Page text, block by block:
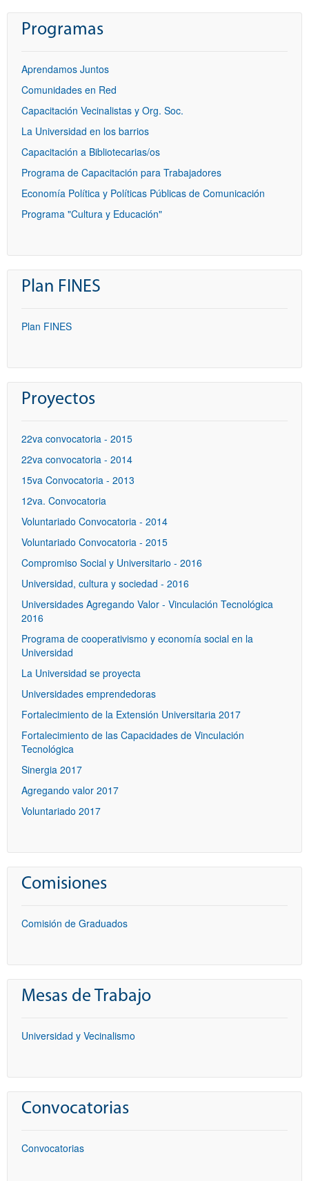
Programas
Aprendamos Juntos
Comunidades en Red
Capacitación Vecinalistas y Org. Soc.
La Universidad en los barrios
Capacitación a Bibliotecarias/os
Programa de Capacitación para Trabajadores
Economía Política y Políticas Públicas de Comunicación
Programa "Cultura y Educación"
Plan FINES
Plan FINES
Proyectos
22va convocatoria - 2015
22va convocatoria - 2014
15va Convocatoria - 2013
12va. Convocatoria
Voluntariado Convocatoria - 2014
Voluntariado Convocatoria - 2015
Compromiso Social y Universitario - 2016
Universidad, cultura y sociedad - 2016
Universidades Agregando Valor - Vinculación Tecnológica
2016
Programa de cooperativismo y economía social en la
Universidad
La Universidad se proyecta
Universidades emprendedoras
Fortalecimiento de la Extensión Universitaria 2017
Fortalecimiento de las Capacidades de Vinculación
Tecnológica
Sinergia 2017
Agregando valor 2017
Voluntariado 2017
Comisiones
Comisión de Graduados
Mesas de Trabajo
Universidad y Vecinalismo
Convocatorias
Convocatorias